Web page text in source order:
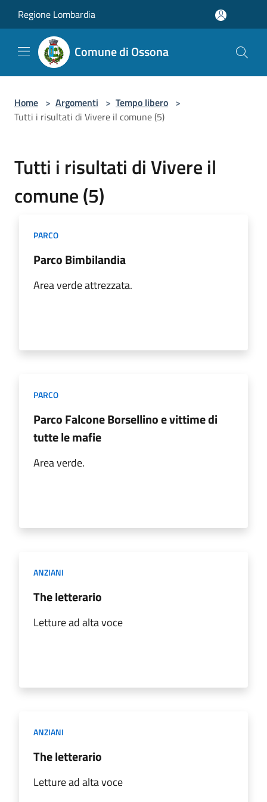
Regione Lombardia
Comune di Ossona
Home > Argomenti > Tempo libero >
Tutti i risultati di Vivere il comune (5)
Tutti i risultati di Vivere il
comune (5)
PARCO
Parco Bimbilandia
Area verde attrezzata.
PARCO
Parco Falcone Borsellino e vittime di
tutte le mafie
Area verde.
ANZIANI
The letterario
Letture ad alta voce
ANZIANI
The letterario
Letture ad alta voce